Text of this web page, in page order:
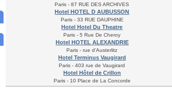
Paris - 87 RUE DES ARCHIVES
Hotel HOTEL D AUBUSSON
Paris - 33 RUE DAUPHINE
Hotel Hotel Du Theatre
Paris - 5 Rue De Cheroy
Hotel HOTEL ALEXANDRIE
Paris - rue d'Austerlitz
Hotel Terminus Vaugirard
Paris - 403 rue de Vaugirard
Hotel Hôtel de Crillon
Paris - 10 Place de La Concorde